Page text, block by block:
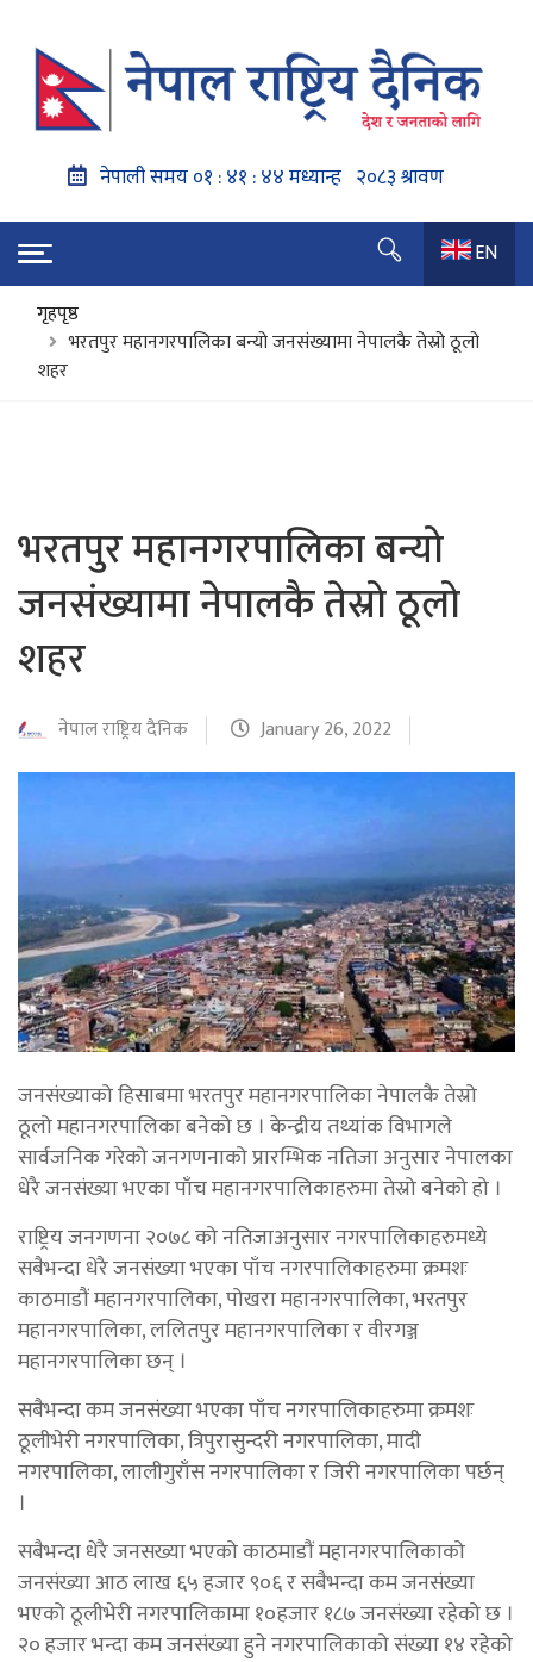
EN
गृहपृष्ठ
भरतपुर महानगरपालिका बन्यो जनसंख्यामा नेपालकै तेस्रो ठूलो
शहर
भरतपुर महानगरपालिका बन्यो
जनसंख्यामा नेपालकै तेस्रो ठूलो
शहर
नेपाल राष्ट्रिय दैनिक January 26, 2022
जनसंख्याको हिसाबमा भरतपुर महानगरपालिका नेपालकै तेस्रो
ठूलो महानगरपालिका बनेको छ । केन्द्रीय तथ्यांक विभागले
सार्वजनिक गरेको जनगणनाको प्रारम्भिक नतिजा अनुसार नेपालका
धेरै जनसंख्या भएका पाँच महानगरपालिकाहरुमा तेस्रो बनेको हो ।
राष्ट्रिय जनगणना २०७८ को नतिजाअनुसार नगरपालिकाहरुमध्ये
सबैभन्दा धेरै जनसंख्या भएका पाँच नगरपालिकाहरुमा क्रमशः
काठमाडौं महानगरपालिका, पोखरा महानगरपालिका, भरतपुर
महानगरपालिका, ललितपुर महानगरपालिका र वीरगञ्ज
महानगरपालिका छन् ।
सबैभन्दा कम जनसंख्या भएका पाँच नगरपालिकाहरुमा क्रमशः
ठूलीभेरी नगरपालिका, त्रिपुरासुन्दरी नगरपालिका, मादी
नगरपालिका, लालीगुराँस नगरपालिका र जिरी नगरपालिका पर्छन्
।
सबैभन्दा धेरै जनसख्या भएको काठमाडौं महानगरपालिकाको
जनसंख्या आठ लाख ६५ हजार ९०६ र सबैभन्दा कम जनसंख्या
भएको ठूलीभेरी नगरपालिकामा १०हजार १८७ जनसंख्या रहेको छ ।
२० हजार भन्दा कम जनसंख्या हुने नगरपालिकाको संख्या १४ रहेको